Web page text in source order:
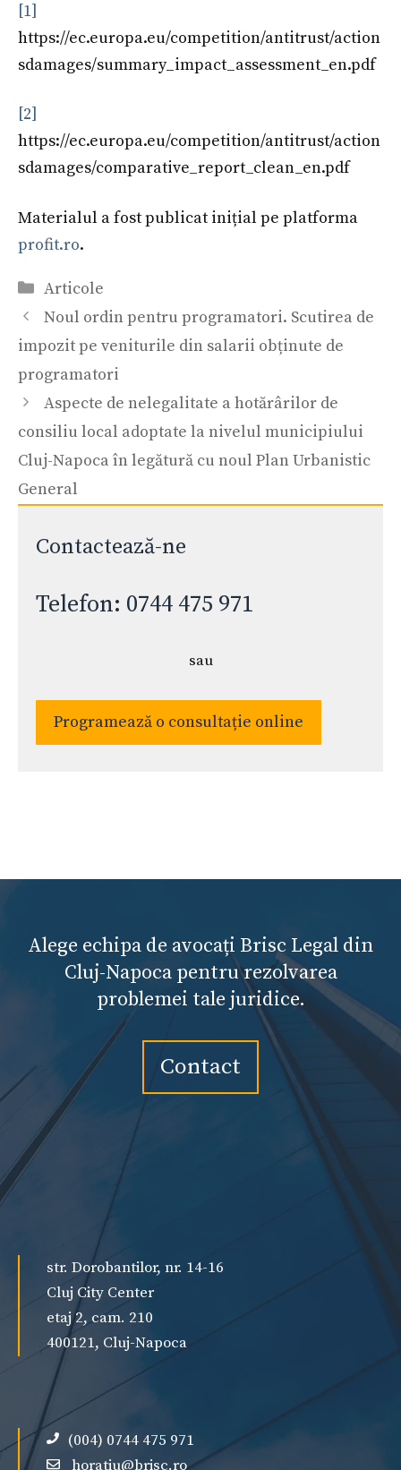
[1]
https://ec.europa.eu/competition/antitrust/action
sdamages/summary_impact_assessment_en.pdf
[2]
https://ec.europa.eu/competition/antitrust/action
sdamages/comparative_report_clean_en.pdf
Materialul a fost publicat inițial pe platforma
profit.ro.
Categorii
Articole
Noul ordin pentru programatori. Scutirea de
impozit pe veniturile din salarii obținute de
programatori
Aspecte de nelegalitate a hotărârilor de
consiliu local adoptate la nivelul municipiului
Cluj-Napoca în legătură cu noul Plan Urbanistic
General
Contactează-ne
Telefon: 0744 475 971
sau
Programează o consultație online
Alege echipa de avocați Brisc Legal din
Cluj-Napoca pentru rezolvarea
problemei tale juridice.
Contact
str. Dorobantilor, nr. 14-16
Cluj City Center
etaj 2, cam. 210
400121, Cluj-Napoca
(004) 0744 475 971
horatiu@brisc.ro